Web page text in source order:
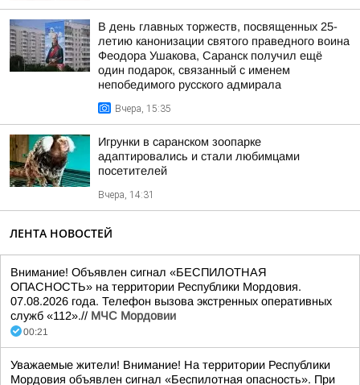
В день главных торжеств, посвященных 25-
летию канонизации святого праведного воина
Феодора Ушакова, Саранск получил ещё
один подарок, связанный с именем
непобедимого русского адмирала
Вчера, 15:35
Игрунки в саранском зоопарке
адаптировались и стали любимцами
посетителей
Вчера, 14:31
ЛЕНТА НОВОСТЕЙ
Внимание! Объявлен сигнал «БЕСПИЛОТНАЯ
ОПАСНОСТЬ» на территории Республики Мордовия.
07.08.2026 года. Телефон вызова экстренных оперативных
служб «112».// МЧС Мордовии
00:21
Уважаемые жители! Внимание! На территории Республики
Мордовия объявлен сигнал «Беспилотная опасность». При